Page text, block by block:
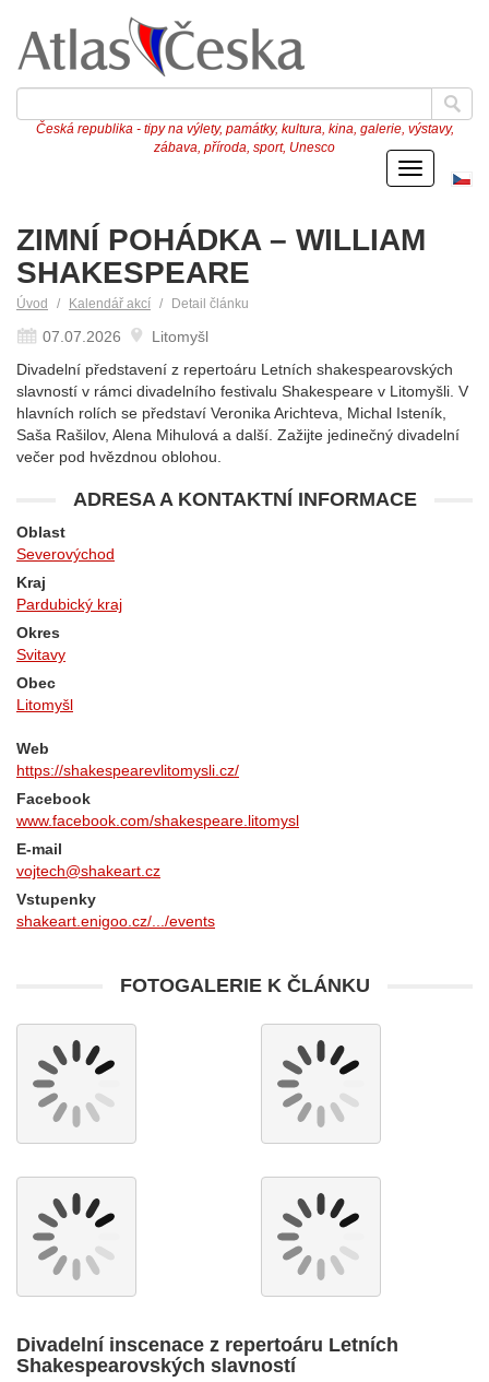
Česká republika - tipy na výlety, památky, kultura, kina, galerie, výstavy,
zábava, příroda, sport, Unesco
Menu
ZIMNÍ POHÁDKA – WILLIAM
SHAKESPEARE
Úvod Kalendář akcí Detail článku
07.07.2026
Litomyšl
Divadelní představení z repertoáru Letních shakespearovských
slavností v rámci divadelního festivalu Shakespeare v Litomyšli. V
hlavních rolích se představí Veronika Arichteva, Michal Isteník,
Saša Rašilov, Alena Mihulová a další. Zažijte jedinečný divadelní
večer pod hvězdnou oblohou.
ADRESA A KONTAKTNÍ INFORMACE
Oblast
Severovýchod
Kraj
Pardubický kraj
Okres
Svitavy
Obec
Litomyšl
Web
https://shakespearevlitomysli.cz/
Facebook
www.facebook.com/shakespeare.litomysl
E-mail
vojtech@shakeart.cz
Vstupenky
shakeart.enigoo.cz/.../events
FOTOGALERIE K ČLÁNKU
Divadelní inscenace z repertoáru Letních
Shakespearovských slavností